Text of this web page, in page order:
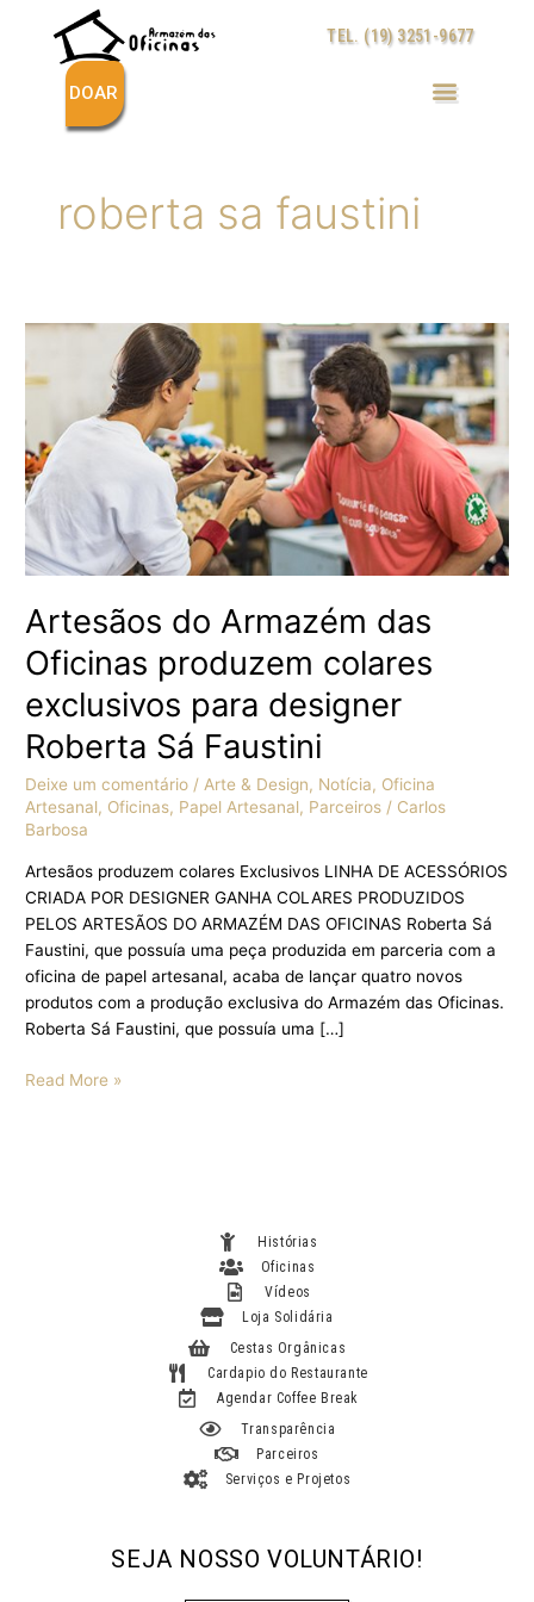
conteúdo
TEL. (19) 3251-9677
DOAR
roberta sa faustini
Artesãos do Armazém das
Oficinas produzem colares
exclusivos para designer
Roberta Sá Faustini
Deixe um comentário /Arte & Design, Notícia, Oficina
Artesanal, Oficinas, Papel Artesanal, Parceiros / Carlos
Barbosa
Artesãos produzem colares Exclusivos LINHA DE ACESSÓRIOS
CRIADA POR DESIGNER GANHA COLARES PRODUZIDOS
PELOS ARTESÃOS DO ARMAZÉM DAS OFICINAS Roberta Sá
Faustini, que possuía uma peça produzida em parceria com a
oficina de papel artesanal, acaba de lançar quatro novos
produtos com a produção exclusiva do Armazém das Oficinas.
Roberta Sá Faustini, que possuía uma […]
Artesãos
do
Armazém
Oficinas
produzem
colares
exclusivos
para
designer
Sá
Faustini
Read More »
Histórias
Oficinas
Vídeos
Loja Solidária
Cestas Orgânicas
Cardapio do Restaurante
Agendar Coffee Break
Transparência
Parceiros
Serviços e Projetos
SEJA NOSSO VOLUNTÁRIO!